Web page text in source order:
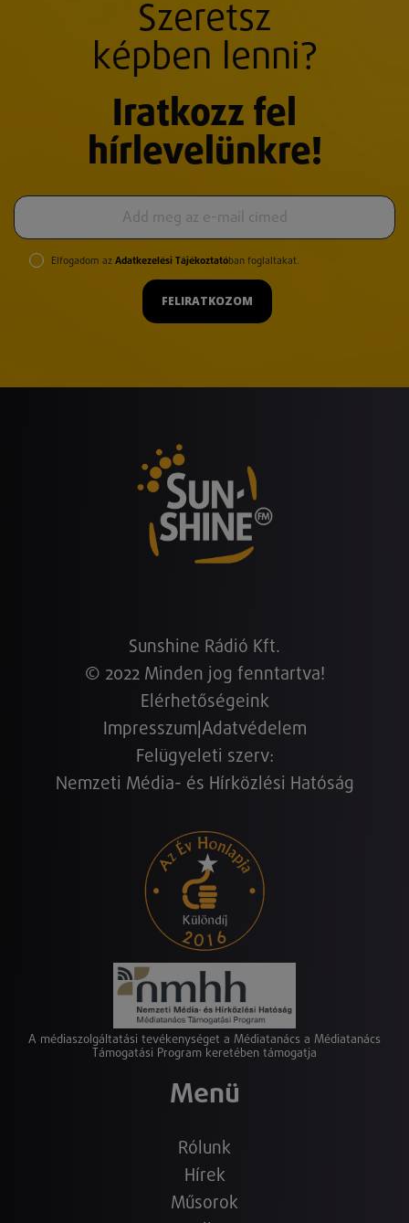
Szeretsz
képben lenni?
Iratkozz fel
hírlevelünkre!
Elfogadom az Adatkezelési Tájékoztatóban foglaltakat.
FELIRATKOZOM
Sunshine Rádió Kft.
© 2022 Minden jog fenntartva!
Elérhetőségeink
Impresszum Adatvédelem
Felügyeleti szerv:
Nemzeti Média- és Hírközlési Hatóság
A médiaszolgáltatási tevékenységet a Médiatanács a Médiatanács
Támogatási Program keretében támogatja
Menü
Rólunk
Hírek
Műsorok